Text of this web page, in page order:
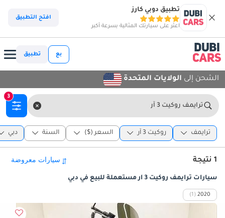
تطبيق دوبي كارز
اعثر على سيارتك المثالية بسرعة أكبر
افتح التطبيق
بع تطبيق
الشحن إلى الولايات المتحدة
ترايمف روكيت 3 آر
3
ترايمف روكيت 3 آر السعر ($) السنة دبي
1 نتيجة
سيارات ترايمف روكيت 3 آر مستعملة للبيع في دبي
2020
(1)